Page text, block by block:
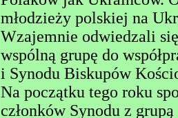
młodzieży polskiej na
Wzajemnie odwiedzali
wspólną grupę do
i Synodu Biskupów
Na początku tego roku
członków Synodu z